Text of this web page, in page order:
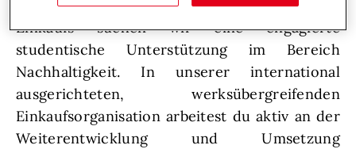
Zur Verstärkung unseres Strategischen
Einkaufs suchen wir eine engagierte
studentische Unterstützung im Bereich
Nachhaltigkeit. In unserer international
ausgerichteten, werksübergreifenden
Einkaufsorganisation arbeitest du aktiv an der
Weiterentwicklung und Umsetzung